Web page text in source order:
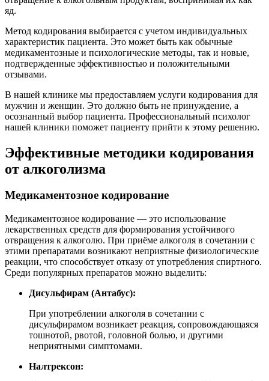
яд.
Метод кодирования выбирается с учетом индивидуальных
характеристик пациента. Это может быть как обычные
медикаментозные и психологические методы, так и новые,
подтвержденные эффективностью и положительными
отзывами.
В нашей клинике мы предоставляем услуги кодирования для
мужчин и женщин. Это должно быть не принуждение, а
осознанный выбор пациента. Профессиональный психолог
нашей клиники поможет пациенту прийти к этому решению.
Эффективные методики кодирования
от алкоголизма
Медикаментозное кодирование
Медикаментозное кодирование — это использование
лекарственных средств для формирования устойчивого
отвращения к алкоголю. При приёме алкоголя в сочетании с
этими препаратами возникают неприятные физиологические
реакции, что способствует отказу от употребления спиртного.
Среди популярных препаратов можно выделить:
Дисульфирам (Антабус):
При употреблении алкоголя в сочетании с
дисульфирамом возникает реакция, сопровождающаяся
тошнотой, рвотой, головной болью, и другими
неприятными симптомами.
Налтрексон: